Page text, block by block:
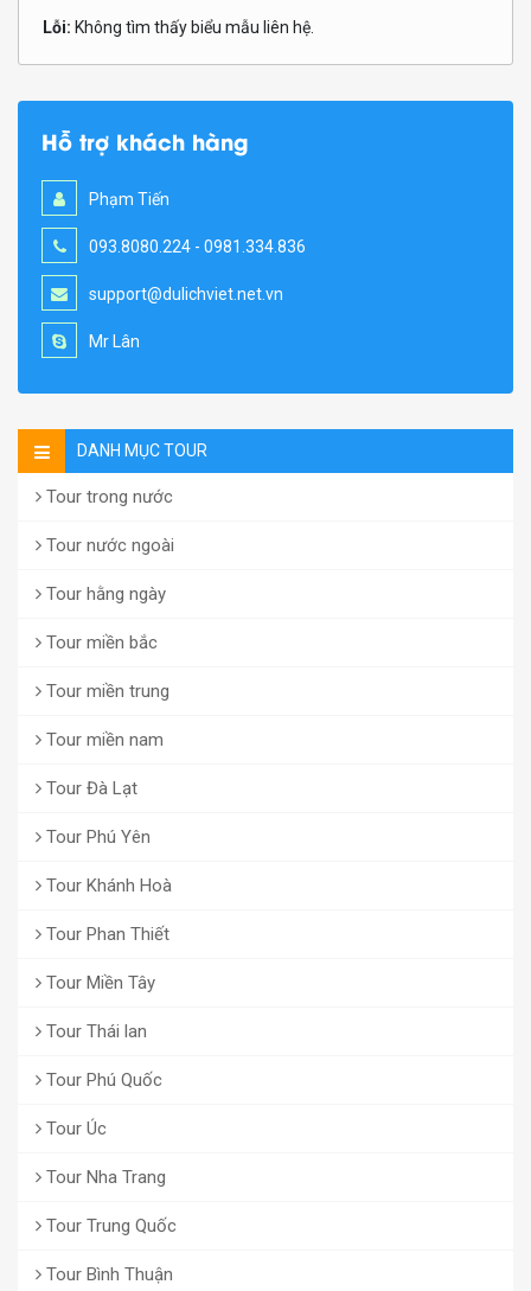
Lỗi: Không tìm thấy biểu mẫu liên hệ.
Hỗ trợ khách hàng
Phạm Tiến
093.8080.224 - 0981.334.836
support@dulichviet.net.vn
Mr Lân
DANH MỤC TOUR
Tour trong nước
Tour nước ngoài
Tour hằng ngày
Tour miền bắc
Tour miền trung
Tour miền nam
Tour Đà Lạt
Tour Phú Yên
Tour Khánh Hoà
Tour Phan Thiết
Tour Miền Tây
Tour Thái lan
Tour Phú Quốc
Tour Úc
Tour Nha Trang
Tour Trung Quốc
Tour Bình Thuận